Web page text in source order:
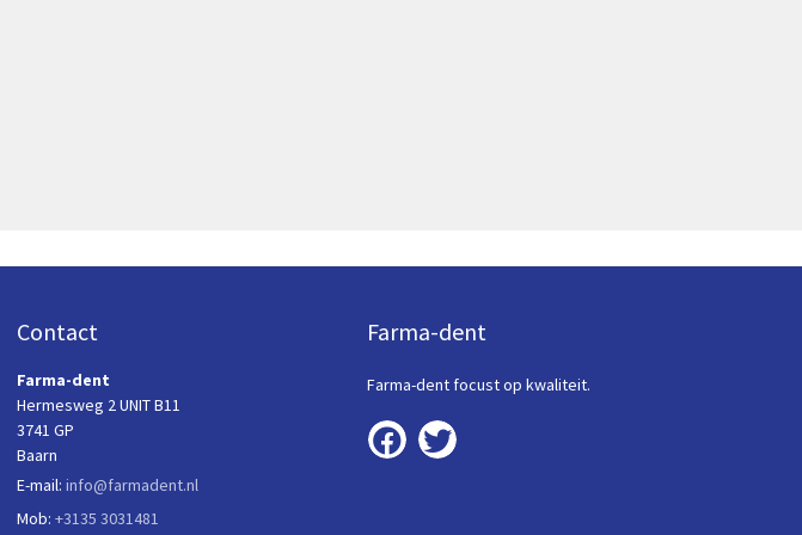
Contact
Farma-dent
Hermesweg 2 UNIT B11
3741 GP
Baarn
E-mail: info@farmadent.nl
Mob: +3135 3031481
Farma-dent
Farma-dent focust op kwaliteit.